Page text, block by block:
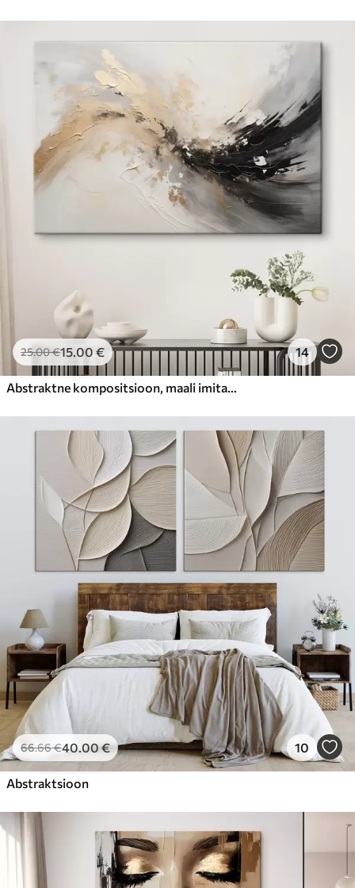
25.00€15.00 € 14
Abstraktne kompositsioon, maali imitatsioon
66.66€40.00€ 10
Abstraktsioon